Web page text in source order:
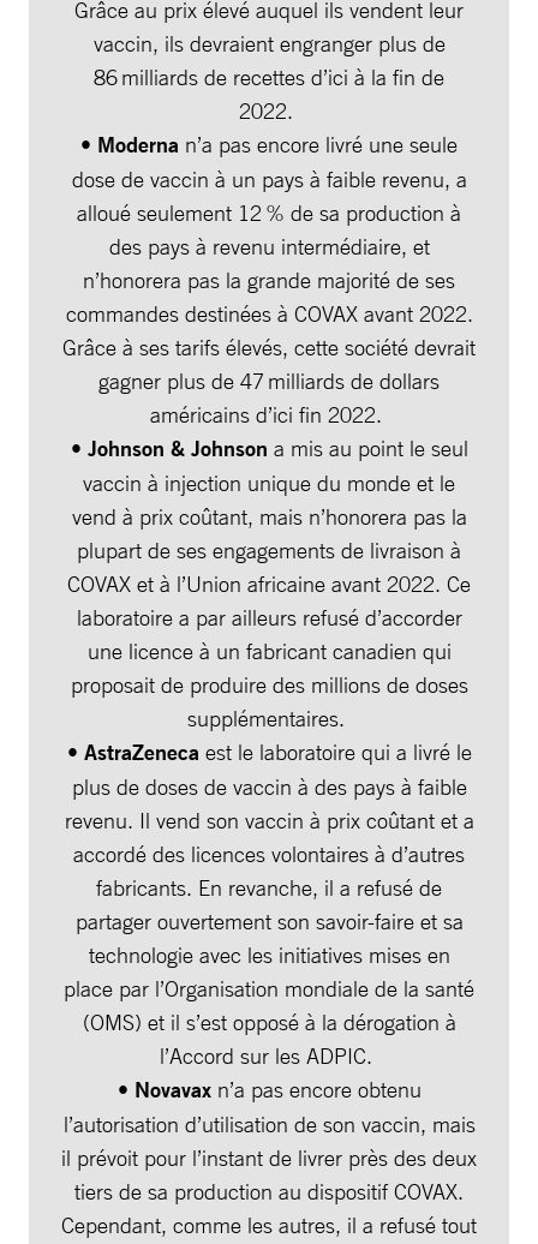
Grâce au prix élevé auquel ils vendent leur
vaccin, ils devraient engranger plus de
86 milliards de recettes d’ici à la fin de
2022.
• Moderna n’a pas encore livré une seule
dose de vaccin à un pays à faible revenu, a
alloué seulement 12 % de sa production à
des pays à revenu intermédiaire, et
n’honorera pas la grande majorité de ses
commandes destinées à COVAX avant 2022.
Grâce à ses tarifs élevés, cette société devrait
gagner plus de 47 milliards de dollars
américains d’ici fin 2022.
• Johnson & Johnson a mis au point le seul
vaccin à injection unique du monde et le
vend à prix coûtant, mais n’honorera pas la
plupart de ses engagements de livraison à
COVAX et à l’Union africaine avant 2022. Ce
laboratoire a par ailleurs refusé d’accorder
une licence à un fabricant canadien qui
proposait de produire des millions de doses
supplémentaires.
• AstraZeneca est le laboratoire qui a livré le
plus de doses de vaccin à des pays à faible
revenu. Il vend son vaccin à prix coûtant et a
accordé des licences volontaires à d’autres
fabricants. En revanche, il a refusé de
partager ouvertement son savoir-faire et sa
technologie avec les initiatives mises en
place par l’Organisation mondiale de la santé
(OMS) et il s’est opposé à la dérogation à
l’Accord sur les ADPIC.
• Novavaxn’a pas encore obtenu
l’autorisation d’utilisation de son vaccin, mais
il prévoit pour l’instant de livrer près des deux
tiers de sa production au dispositif COVAX.
Cependant, comme les autres, il a refusé tout